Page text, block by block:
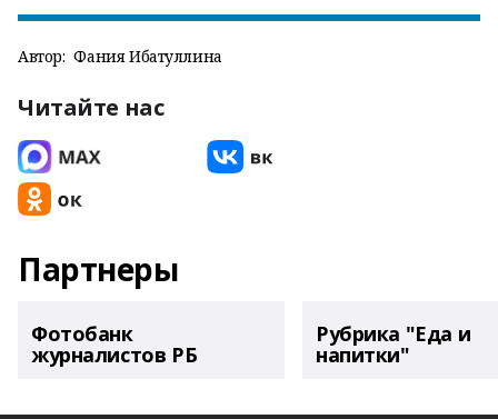
Автор: Фания Ибатуллина
Читайте нас
Партнеры
Фотобанк
журналистов РБ
Рубрика "Еда и
напитки"